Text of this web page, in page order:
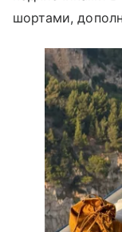
шортами,